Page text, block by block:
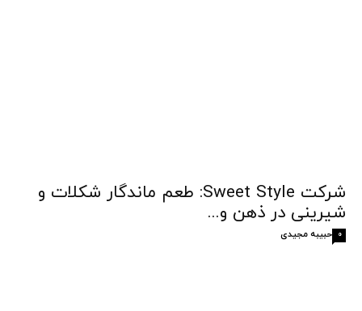
شرکت Sweet Style: طعم ماندگار شکلات و
شیرینی در ذهن و...
حبیبه مجیدی 0